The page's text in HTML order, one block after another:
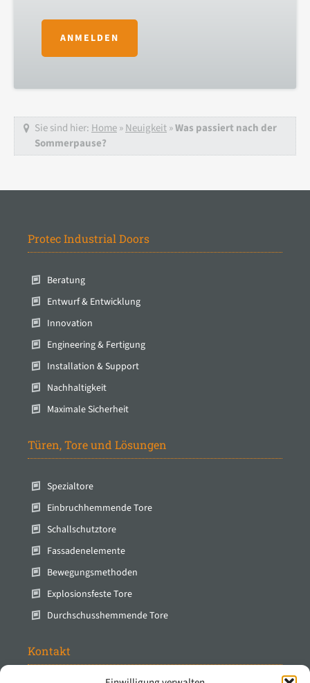
ANMELDEN
Sie sind hier: Home»Neuigkeit»Was passiert nach der
Sommerpause?
Protec Industrial Doors
Beratung
Entwurf & Entwicklung
Innovation
Engineering & Fertigung
Installation & Support
Nachhaltigkeit
Maximale Sicherheit
Türen, Tore und Lösungen
Spezialtore
Einbruchhemmende Tore
Schallschutztore
Fassadenelemente
Bewegungsmethoden
Explosionsfeste Tore
Durchschusshemmende Tore
Kontakt